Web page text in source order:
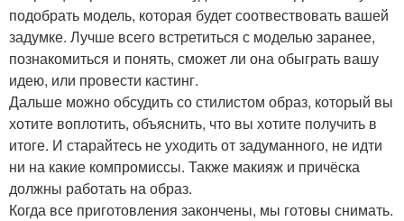
подобрать модель, которая будет соотвествовать вашей
задумке. Лучше всего встретиться с моделью заранее,
познакомиться и понять, сможет ли она обыграть вашу
идею, или провести кастинг.
Дальше можно обсудить со стилистом образ, который вы
хотите воплотить, объяснить, что вы хотите получить в
итоге. И старайтесь не уходить от задуманного, не идти
ни на какие компромиссы. Также макияж и причёска
должны работать на образ.
Когда все приготовления закончены, мы готовы снимать.